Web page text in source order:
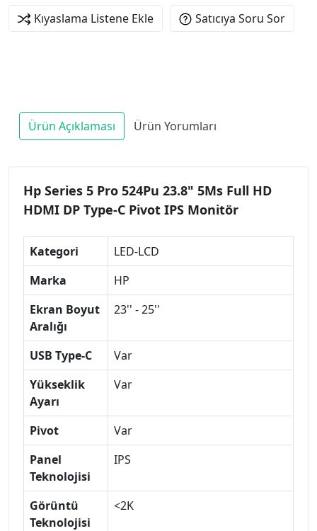
Kıyaslama Listene Ekle Satıcıya Soru Sor
Ürün Açıklaması Ürün Yorumları
Hp Series 5 Pro 524Pu 23.8" 5Ms Full HD
HDMI DP Type-C Pivot IPS Monitör
Kategori
LED-LCD
Marka
HP
Ekran Boyut
Aralığı
23'' - 25''
USB Type-C
Var
Yükseklik
Ayarı
Var
Pivot
Var
Panel
Teknolojisi
IPS
Görüntü
Teknolojisi
<2K